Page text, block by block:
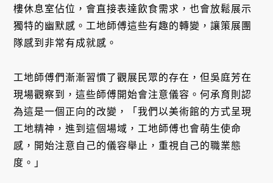
樓休息室佔位，會直接表達飲食需求，也會放鬆展示
獨特的幽默感。工地師傅這些有趣的轉變，讓策展團
隊感到非常有成就感。
工地師傅們漸漸習慣了觀展民眾的存在，但吳庭芳在
現場觀察到，這些師傅開始會注意儀容。何承育則認
為這是一個正向的改變，「我們以美術館的方式呈現
工地精神，進到這個場域，工地師傅也會萌生使命
感，開始注意自己的儀容舉止，重視自己的職業態
度。」